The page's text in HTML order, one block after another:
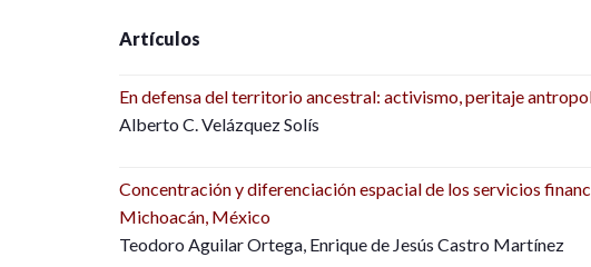
Artículos
En defensa del territorio ancestral: activismo, peritaje
Alberto C. Velázquez Solís
Concentración y diferenciación espacial de los servicios
Michoacán, México
Teodoro Aguilar Ortega, Enrique de Jesús Castro Martínez